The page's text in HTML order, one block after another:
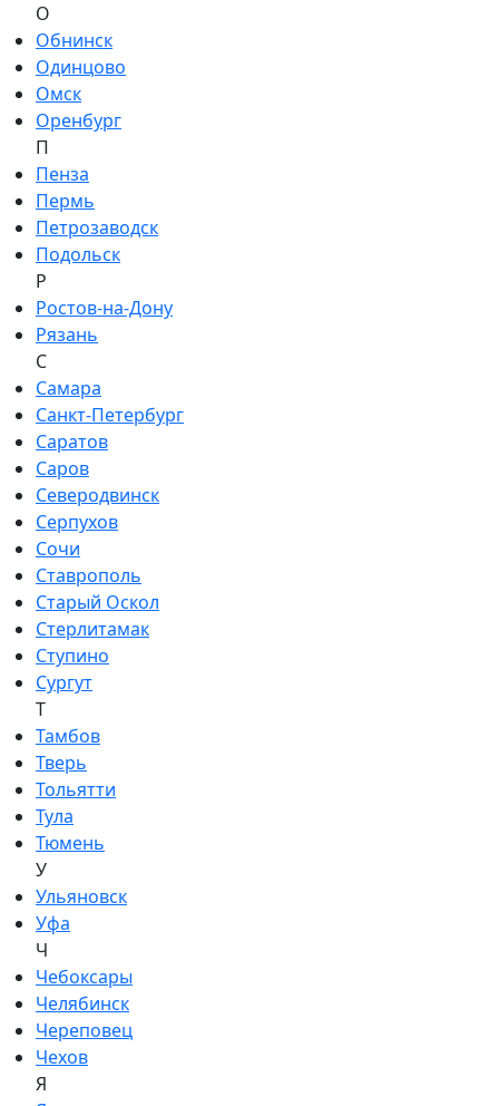
О
Обнинск
Одинцово
Омск
Оренбург
П
Пенза
Пермь
Петрозаводск
Подольск
Р
Ростов-на-Дону
Рязань
С
Самара
Санкт-Петербург
Саратов
Саров
Северодвинск
Серпухов
Сочи
Ставрополь
Старый Оскол
Стерлитамак
Ступино
Сургут
Т
Тамбов
Тверь
Тольятти
Тула
Тюмень
У
Ульяновск
Уфа
Ч
Чебоксары
Челябинск
Череповец
Чехов
Я